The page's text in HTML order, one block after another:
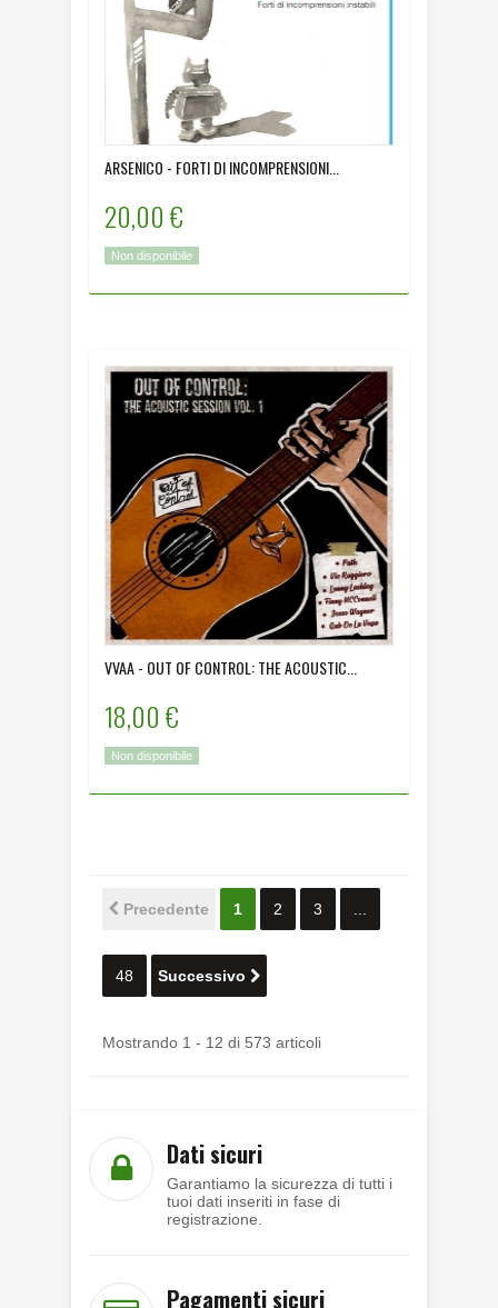
ARSENICO - FORTI DI INCOMPRENSIONI...
20,00 €
Non disponibile
VVAA - OUT OF CONTROL: THE ACOUSTIC...
18,00 €
Non disponibile
Precedente 1 2 3 ...
48 Successivo
Mostrando 1 - 12 di 573 articoli
Dati sicuri
Garantiamo la sicurezza di tutti i
tuoi dati inseriti in fase di
registrazione.
Pagamenti sicuri